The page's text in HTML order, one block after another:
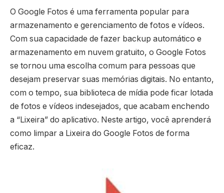
O Google Fotos é uma ferramenta popular para
armazenamento e gerenciamento de fotos e vídeos.
Com sua capacidade de fazer backup automático e
armazenamento em nuvem gratuito, o Google Fotos
se tornou uma escolha comum para pessoas que
desejam preservar suas memórias digitais. No entanto,
com o tempo, sua biblioteca de mídia pode ficar lotada
de fotos e vídeos indesejados, que acabam enchendo
a “Lixeira” do aplicativo. Neste artigo, você aprenderá
como limpar a Lixeira do Google Fotos de forma
eficaz.